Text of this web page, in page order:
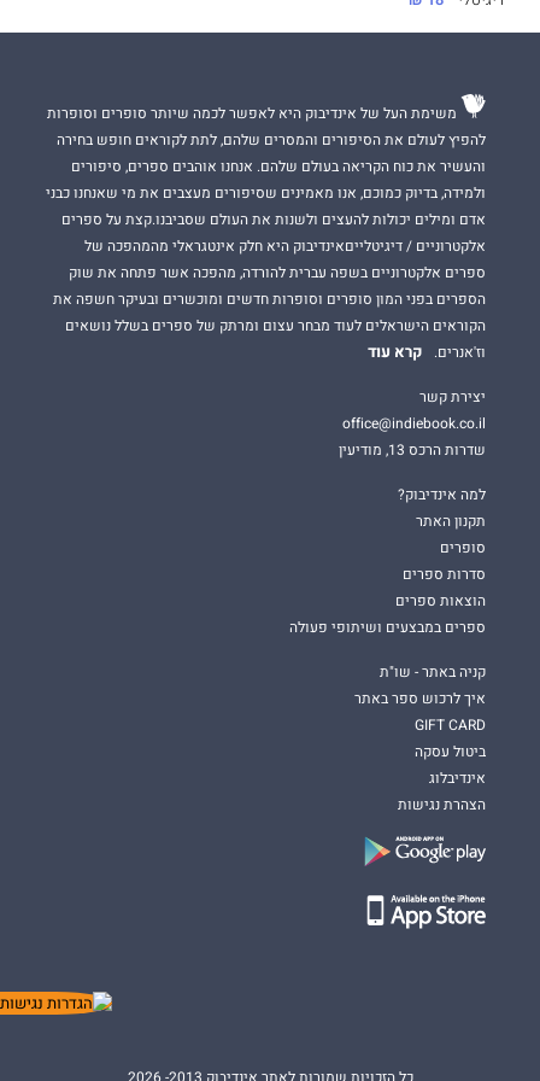
משימת העל של אינדיבוק היא לאפשר לכמה שיותר סופרים וסופרות
להפיץ לעולם את הסיפורים והמסרים שלהם, לתת לקוראים חופש בחירה
והעשיר את כוח הקריאה בעולם שלהם. אנחנו אוהבים ספרים, סיפורים
ולמידה, בדיוק כמוכם, אנו מאמינים שסיפורים מעצבים את מי שאנחנו כבני
אדם ומילים יכולות להעצים ולשנות את העולם שסביבנו.קצת על ספרים
אלקטרוניים / דיגיטלייםאינדיבוק היא חלק אינטגראלי מהמהפכה של
ספרים אלקטרוניים בשפה עברית להורדה, מהפכה אשר פתחה את שוק
הספרים בפני המון סופרים וסופרות חדשים ומוכשרים ובעיקר חשפה את
הקוראים הישראלים לעוד מבחר עצום ומרתק של ספרים בשלל נושאים
וז'אנרים.
קרא עוד
יצירת קשר
office@indiebook.co.il
שדרות הרכס 13, מודיעין
למה אינדיבוק?
תקנון האתר
סופרים
סדרות ספרים
הוצאות ספרים
ספרים במבצעים ושיתופי פעולה
קניה באתר - שו"ת
איך לרכוש ספר באתר
GIFT CARD
ביטול עסקה
אינדיבלוג
הצהרת נגישות